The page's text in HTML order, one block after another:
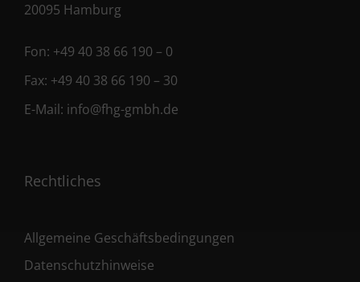
20095 Hamburg
Fon: +49 40 38 66 190 – 0
Fax: +49 40 38 66 190 – 30
E-Mail: info@fhg-gmbh.de
Rechtliches
Allgemeine Geschäftsbedingungen
Datenschutzhinweise